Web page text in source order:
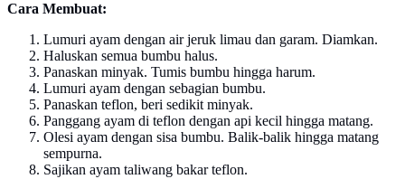
Cara Membuat:
Lumuri ayam dengan air jeruk limau dan garam. Diamkan.
Haluskan semua bumbu halus.
Panaskan minyak. Tumis bumbu hingga harum.
Lumuri ayam dengan sebagian bumbu.
Panaskan teflon, beri sedikit minyak.
Panggang ayam di teflon dengan api kecil hingga matang.
Olesi ayam dengan sisa bumbu. Balik-balik hingga matang
sempurna.
Sajikan ayam taliwang bakar teflon.